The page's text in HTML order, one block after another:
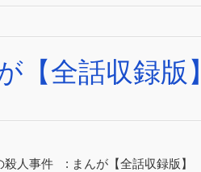
全話収録版】
人事件 : まんが【全話収録版】